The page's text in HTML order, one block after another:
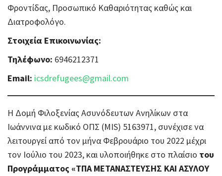
Φροντίδας, Προσωπικό Καθαριότητας καθώς και
Διατροφολόγο.
Στοιχεία Επικοινωνίας:
Τηλέφωνο: 6946212371
Email: icsdrefugees@gmail.com
Η Δομή Φιλοξενίας Ασυνόδευτων Aνηλίκων στα
Ιωάννινα με κωδικό ΟΠΣ (MIS) 5163971, συνέχισε να
λειτουργεί από τον μήνα Φεβρουάριο του 2022 μέχρι
τον Ιούλιο του 2023, και υλοποιήθηκε στο πλαίσιο του
Προγράμματος «ΤΠΑ ΜΕΤΑΝΑΣΤΕΥΣΗΣ ΚΑΙ ΑΣΥΛΟΥ